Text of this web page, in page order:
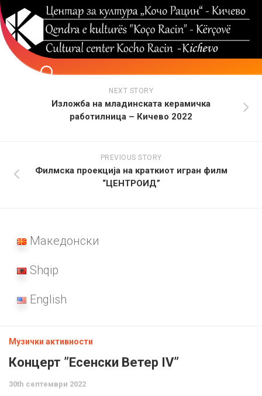
Skip
to
content
NEXT STORY
Изложба на младинската керамичка
работилница – Кичево 2022
PREVIOUS STORY
Филмска проекција на краткиот игран филм
“ЦЕНТРОИД”
Македонски
Shqip
English
Музички активности
Концерт ”Есенски Ветер IV”
30th септември 2022